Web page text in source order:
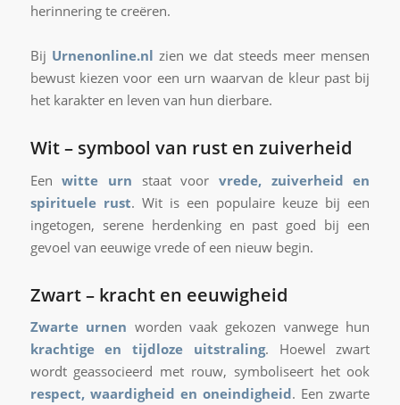
herinnering te creëren.
Bij Urnenonline.nl zien we dat steeds meer mensen
bewust kiezen voor een urn waarvan de kleur past bij
het karakter en leven van hun dierbare.
Wit– symbool van rust en zuiverheid
Eenwitte urn staat voorvrede, zuiverheid en
spirituele rust. Wit is een populaire keuze bij een
ingetogen, serene herdenking en past goed bij een
gevoel van eeuwige vrede of een nieuw begin.
Zwart– kracht en eeuwigheid
Zwarte urnen worden vaak gekozen vanwege hun
krachtige en tijdloze uitstraling. Hoewel zwart
wordt geassocieerd met rouw, symboliseert het ook
respect, waardigheid en oneindigheid. Een zwarte